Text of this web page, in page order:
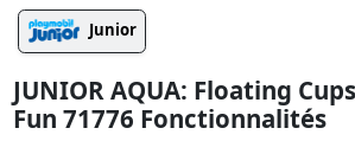
Junior
JUNIOR AQUA: Floating
Fun 71776 Fonctionnalités